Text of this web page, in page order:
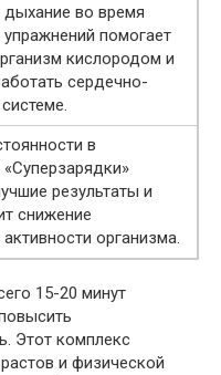
во время
помогает
кислородом и
сердечно-
в
результаты и
снижение
организма.
15-20 минут
Этот комплекс
и физической